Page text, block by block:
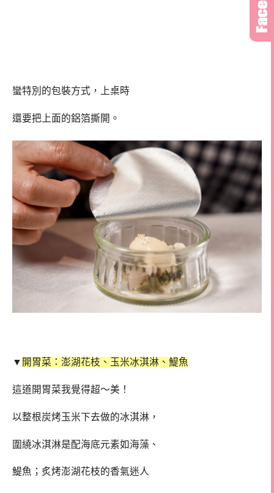
蠻特別的包裝方式，上桌時
還要把上面的鋁箔撕開。
▼ 開胃菜：澎湖花枝、玉米冰淇淋、鯷魚
這道開胃菜我覺得超～美！
以整根炭烤玉米下去做的冰淇淋，
圍繞冰淇淋是配海底元素如海藻、
鯷魚；炙烤澎湖花枝的香氣迷人